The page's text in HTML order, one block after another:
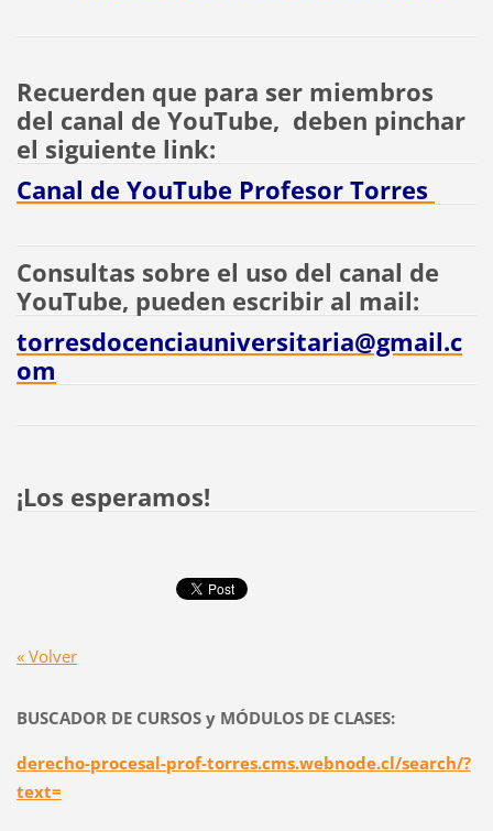
Recuerden que para ser miembros
del canal de YouTube, deben pinchar
el siguiente link:
Canal de YouTube Profesor Torres
Consultas sobre el uso del canal de
YouTube, pueden escribir al mail:
torresdocenciauniversitaria@gmail.c
om
¡Los esperamos!
« Volver
BUSCADOR DE CURSOS y MÓDULOS DE CLASES:
derecho-procesal-prof-torres.cms.webnode.cl/search/?
text=